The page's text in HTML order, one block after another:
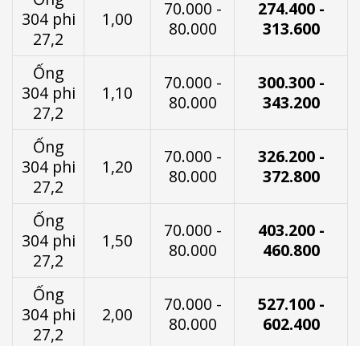
304 phi
27,2
1,00
70.000 -
80.000
274.400 -
313.600
Ống
304 phi
27,2
1,10
70.000 -
80.000
300.300 -
343.200
Ống
304 phi
27,2
1,20
70.000 -
80.000
326.200 -
372.800
Ống
304 phi
27,2
1,50
70.000 -
80.000
403.200 -
460.800
Ống
304 phi
27,2
2,00
70.000 -
80.000
527.100 -
602.400